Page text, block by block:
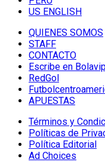
US ENGLISH
QUIENES SOMOS
STAFF
CONTACTO
Escribe en
RedGol
APUESTAS
Términos y
Políticas de
Política Editorial
Ad Choices